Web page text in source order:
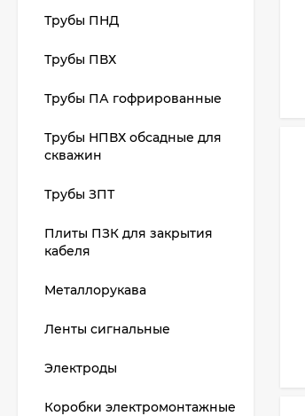
Трубы ПНД
Трубы ПВХ
Трубы ПА гофрированные
Трубы НПВХ обсадные для
скважин
Трубы ЗПТ
Плиты ПЗК для закрытия
кабеля
Металлорукава
Ленты сигнальные
Электроды
Коробки электромонтажные